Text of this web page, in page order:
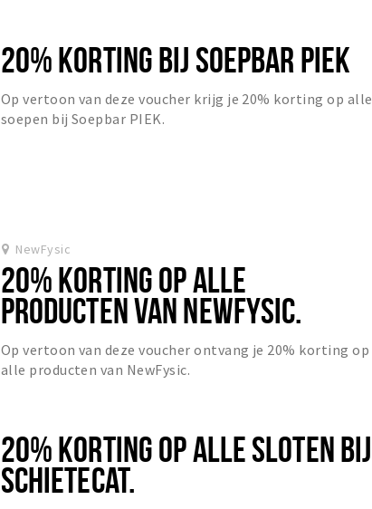
20% KORTING BIJ SOEPBAR PIEK
Op vertoon van deze voucher krijg je 20% korting op alle
soepen bij Soepbar PIEK.
NewFysic
20% KORTING OP ALLE
PRODUCTEN VAN NEWFYSIC.
Op vertoon van deze voucher ontvang je 20% korting op
alle producten van NewFysic.
20% KORTING OP ALLE SLOTEN BIJ
SCHIETECAT.